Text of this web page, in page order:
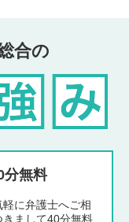
合の
分無料
に弁護士へご相
まして40分無料